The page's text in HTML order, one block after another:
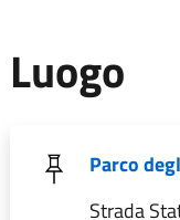
Luogo
Parco
Strada